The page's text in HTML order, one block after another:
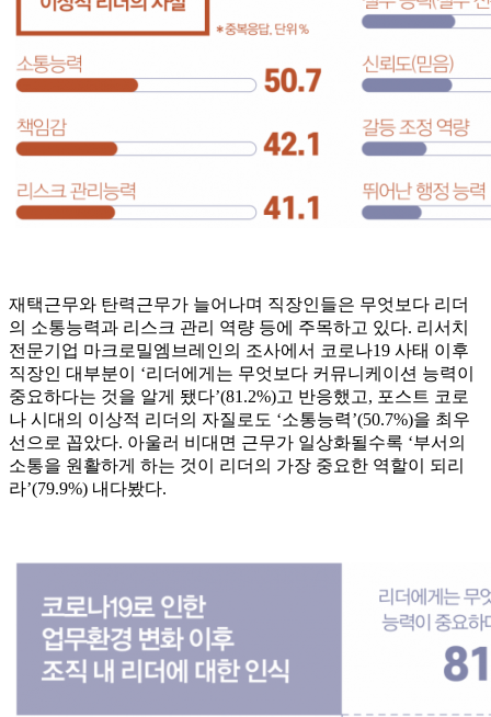
재택근무와 탄력근무가 늘어나며 직장인들은 무엇보다 리더
의 소통능력과 리스크 관리 역량 등에 주목하고 있다. 리서치
전문기업 마크로밀엠브레인의 조사에서 코로나19 사태 이후
직장인 대부분이 ‘리더에게는 무엇보다 커뮤니케이션 능력이
중요하다는 것을 알게 됐다’(81.2%)고 반응했고, 포스트 코로
나 시대의 이상적 리더의 자질로도 ‘소통능력’(50.7%)을 최우
선으로 꼽았다. 아울러 비대면 근무가 일상화될수록 ‘부서의
소통을 원활하게 하는 것이 리더의 가장 중요한 역할이 되리
라’(79.9%) 내다봤다.